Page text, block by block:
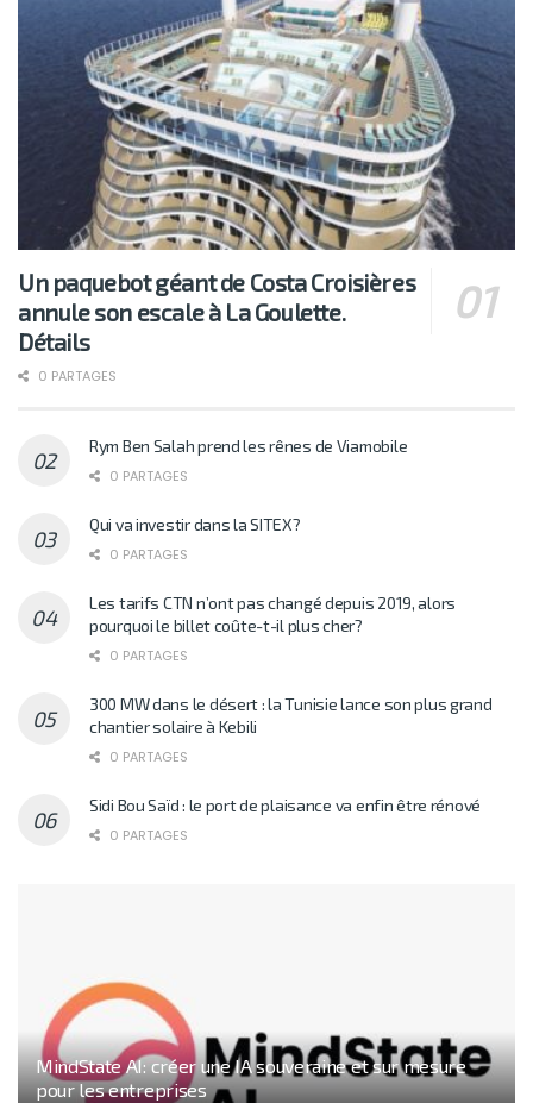
Un paquebot géant de Costa Croisières
annule son escale à La Goulette.
Détails
0 PARTAGES
Rym Ben Salah prend les rênes de Viamobile
0 PARTAGES
Qui va investir dans la SITEX?
0 PARTAGES
Les tarifs CTN n’ont pas changé depuis 2019, alors
pourquoi le billet coûte-t-il plus cher?
0 PARTAGES
300 MW dans le désert : la Tunisie lance son plus grand
chantier solaire à Kebili
0 PARTAGES
Sidi Bou Saïd : le port de plaisance va enfin être rénové
0 PARTAGES
MindState AI: créer une IA souveraine et sur mesure
pour les entreprises